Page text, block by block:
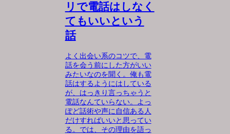
リで電話はしなく
てもいいという
話
よく出会い系のコツで、電
話を会う前にした方がいい
みたいなのを聞く。俺も電
話はするようにはしている
が、はっきり言っちゃうと
電話なんていらない。よっ
ぽど話術や声に自信ある人
だけすればいいと思ってい
る。では、その理由を語っ